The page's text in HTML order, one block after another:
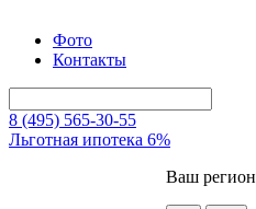
Фото
Контакты
8 (495) 565-30-55
Льготная ипотека 6%
Ваш регион